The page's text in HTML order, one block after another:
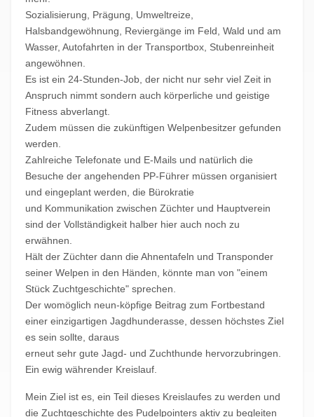
Sozialisierung, Prägung, Umweltreize,
Halsbandgewöhnung, Reviergänge im Feld, Wald und am
Wasser, Autofahrten in der Transportbox, Stubenreinheit
angewöhnen.
Es ist ein 24-Stunden-Job, der nicht nur sehr viel Zeit in
Anspruch nimmt sondern auch körperliche und geistige
Fitness abverlangt.
Zudem müssen die zukünftigen Welpenbesitzer gefunden
werden.
Zahlreiche Telefonate und E-Mails und natürlich die
Besuche der angehenden PP-Führer müssen organisiert
und eingeplant werden, die Bürokratie
und Kommunikation zwischen Züchter und Hauptverein
sind der Vollständigkeit halber hier auch noch zu
erwähnen.
Hält der Züchter dann die Ahnentafeln und Transponder
seiner Welpen in den Händen, könnte man von "einem
Stück Zuchtgeschichte" sprechen.
Der womöglich neun-köpfige Beitrag zum Fortbestand
einer einzigartigen Jagdhunderasse, dessen höchstes Ziel
es sein sollte, daraus
erneut sehr gute Jagd- und Zuchthunde hervorzubringen.
Ein ewig währender Kreislauf.
Mein Ziel ist es, ein Teil dieses Kreislaufes zu werden und
die Zuchtgeschichte des Pudelpointers aktiv zu begleiten